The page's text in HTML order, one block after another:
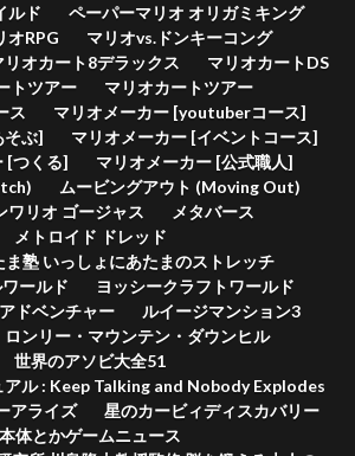
ルド
ペーパーマリオ オリガミキング
オRPG
マリオvs.ドンキーコング
リオカート8デラックス
マリオカートDS
トツアー
マリオカートツアー
ス
マリオメーカー [youtuberコース]
そぶ]
マリオメーカー [イベントコース]
[つくる]
マリオメーカー [公式職人]
ムービングアウト (Moving Out)
ワリオ ゴージャス
メタバース
メトロイド ドレッド
ま塾 いっしょにあたまのストレッチ
ールド
ヨッシークラフトワールド
ドベンチャー
ルイージマンション3
ロンリー・マウンテン・ダウンヒル
世界のアソビ大全51
アル : Keep Talking and Nobody Explodes
アライズ
星のカービィディスカバリー
本体とかゲームニュース